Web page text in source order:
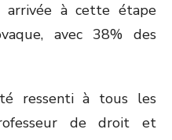
arrivée à cette étape
avec 38% des
ressenti à tous les
de droit et